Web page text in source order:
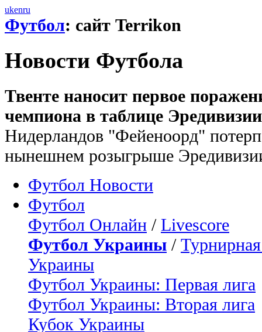
ukenru
Футбол: сайт Terrikon
Новости Футбола
Твенте наносит первое
чемпиона в таблице
Нидерландов "Фейеноорд"
нынешнем розыгрыше
Футбол Новости
Футбол
Футбол Онлайн / Livescore
Футбол Украины /
Украины
Футбол Украины: Первая лига
Футбол Украины: Вторая лига
Кубок Украины